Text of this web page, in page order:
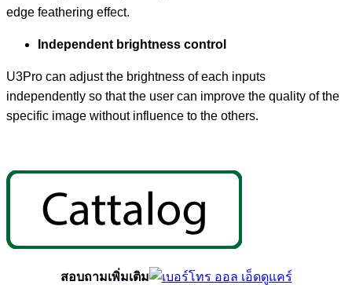
edge feathering effect.
Independent brightness control
U3Pro can adjust the brightness of each inputs
independently so that the user can improve the quality of the
specific image without influence to the others.
สอบถามเพิ่มเติม